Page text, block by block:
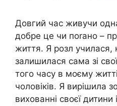
Довгий час живучи
добре це чи поrано –
життя. Я розл училася,
залишилася сама зі
того часу в моєму
чоловіків. Я вирішила
вихованні своєї дитини